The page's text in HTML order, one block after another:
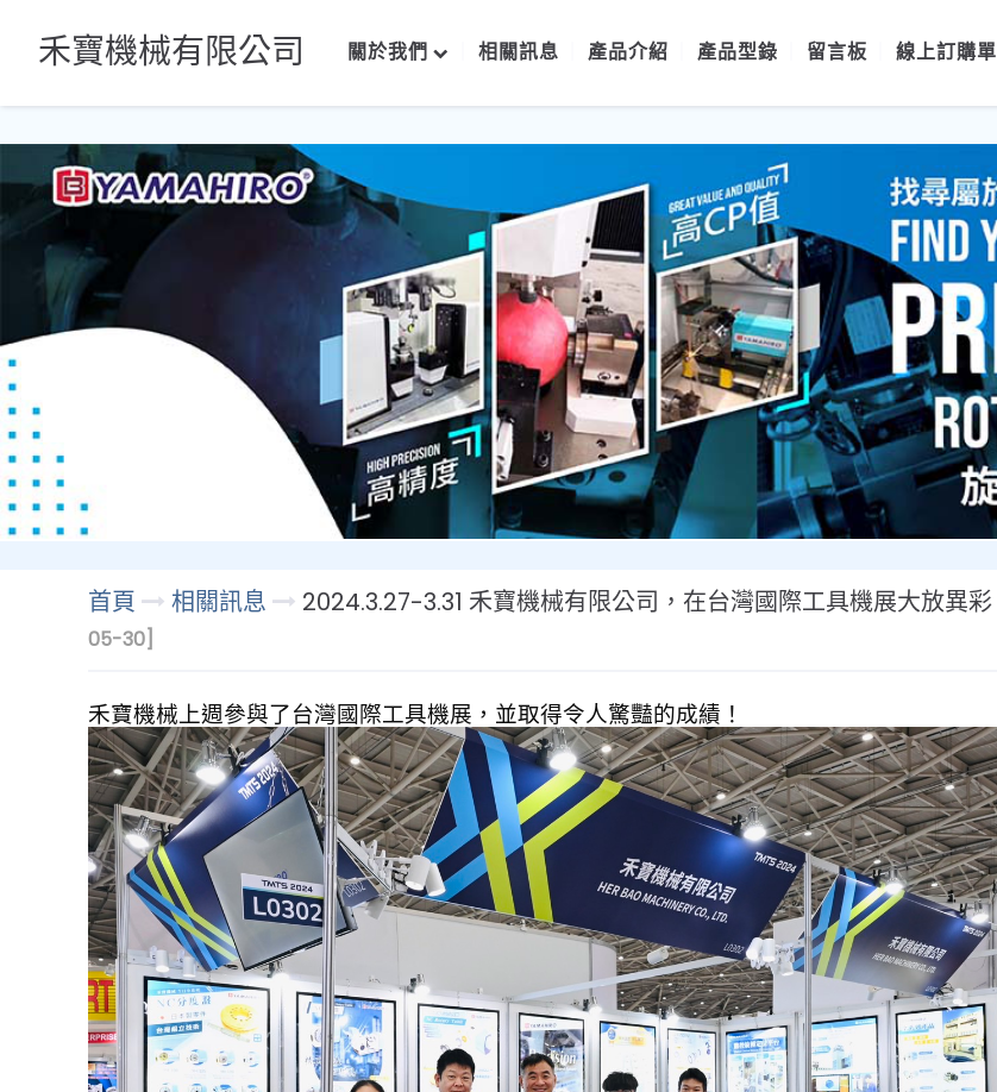
禾寶機械有限公司 關於我們 相關訊息 產品介紹 產品型錄 留言板 線上訂購單
首頁 相關訊息 2024.3.27-3.31 禾寶機械有限公司，在台灣國際工具機展大放異彩
05-30]
禾寶機械上週參與了台灣國際工具機展，並取得令人驚豔的成績！